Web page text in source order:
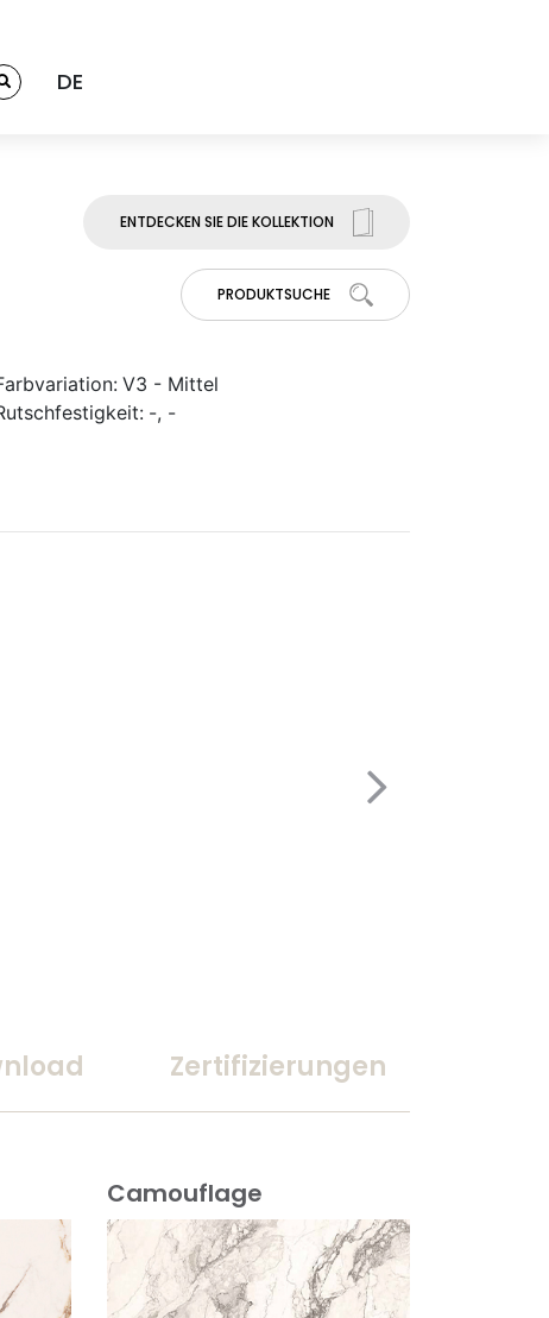
DE
ENTDECKEN SIE DIE KOLLEKTION
PRODUKTSUCHE
V3 - Mittel
-, -
Zertifizierungen
Camouflage